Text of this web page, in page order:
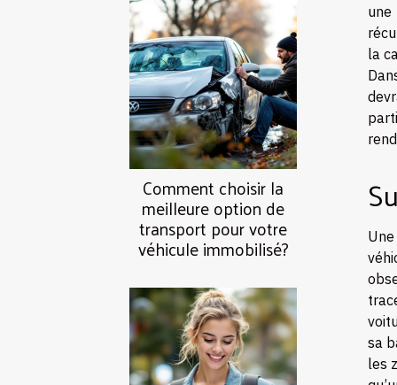
Comment choisir la
meilleure option de
transport pour votre
véhicule immobilisé?
la
sa
les